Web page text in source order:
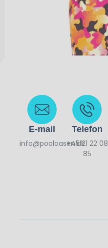
E-mail
info@pooloasen.dk
Telefon
+45 21 22 08
85